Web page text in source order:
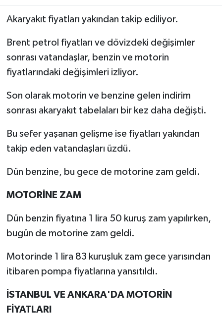
Akaryakıt fiyatları yakından takip ediliyor.
Brent petrol fiyatları ve dövizdeki değişimler
sonrası vatandaşlar, benzin ve motorin
fiyatlarındaki değişimleri izliyor.
Son olarak motorin ve benzine gelen indirim
sonrası akaryakıt tabelaları bir kez daha değişti.
Bu sefer yaşanan gelişme ise fiyatları yakından
takip eden vatandaşları üzdü.
Dün benzine, bu gece de motorine zam geldi.
MOTORİNE ZAM
Dün benzin fiyatına 1 lira 50 kuruş zam yapılırken,
bugün de motorine zam geldi.
Motorinde 1 lira 83 kuruşluk zam gece yarısından
itibaren pompa fiyatlarına yansıtıldı.
İSTANBUL VE ANKARA'DA MOTORİN
FİYATLARI